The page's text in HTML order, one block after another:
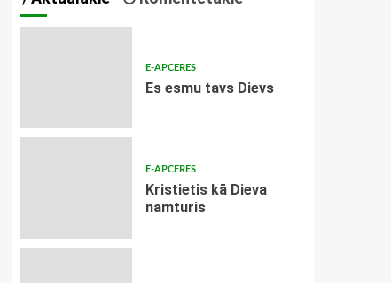
E-APCERES
Es esmu tavs Dievs
E-APCERES
Kristietis kā Dieva
namturis